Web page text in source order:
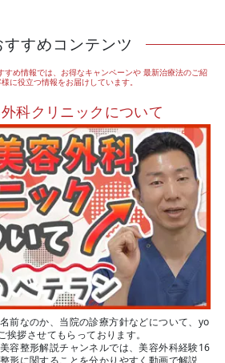
すすめコンテンツ
すめ情報では、お得なキャンペーンや最新治療法のご紹
に役立つ情報をお届けしています。
科クリニックについて
前なのか、当院の診療方針などについて、yo
拶させてもらっております。
容整形解説チャンネルでは、美容外科経験16